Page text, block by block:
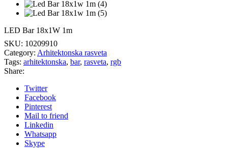
LED Bar 18x1W 1m
SKU: 10209910
Category: Arhitektonska rasveta
Tags: arhitektonska, bar, rasveta, rgb
Share:
Twitter
Facebook
Pinterest
Mail to friend
Linkedin
Whatsapp
Skype